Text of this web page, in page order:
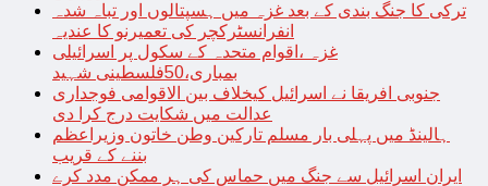
ترکی کا جنگ بندی کے بعد غزہ میں ہسپتالوں اور تباہ شدہ
انفرانسٹرکچر کی تعمیرنو کا عندیہ
غزہ ،اقوام متحدہ کے سکول پر اسرائیلی
بمباری،50فلسطینی شہید
جنوبی افریقا نے اسرائیل کیخلاف بین الاقوامی فوجداری
عدالت میں شکایت درج کرا دی
ہالینڈ میں پہلی بار مسلم تارکین وطن خاتون وزیراعظم
بننے کے قریب
ایران اسرائیل سے جنگ میں حماس کی ہر ممکن مدد کرے